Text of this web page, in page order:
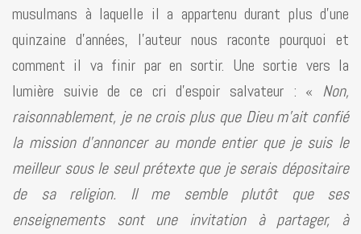
musulmans à laquelle il a appartenu durant plus d’une
quinzaine d’années, l’auteur nous raconte pourquoi et
comment il va finir par en sortir. Une sortie vers la
lumière suivie de ce cri d’espoir salvateur : « Non,
raisonnablement, je ne crois plus que Dieu m’ait confié
la mission d’annoncer au monde entier que je suis le
meilleur sous le seul prétexte que je serais dépositaire
de sa religion. Il me semble plutôt que ses
enseignements sont une invitation à partager, à